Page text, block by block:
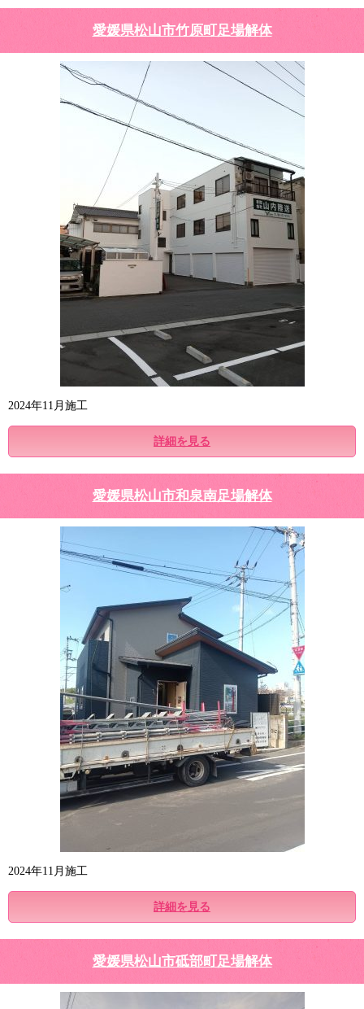
愛媛県松山市竹原町足場解体
2024年11月施工
詳細を見る
愛媛県松山市和泉南足場解体
2024年11月施工
詳細を見る
愛媛県松山市砥部町足場解体